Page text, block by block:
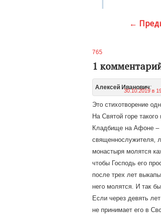
←
765
1
Алексей Иванович:
30.10.2019 в
Это стихотворение
На Святой горе
Кладбище на Афоне –
священнослужителя,
монастыря молятся
чтобы Господь его
после трех лет
него молятся. И так
Если через девять
не принимает его в